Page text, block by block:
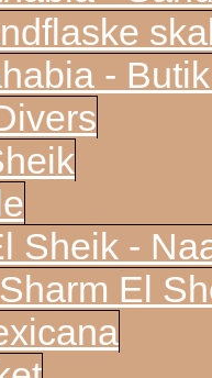
-
Sheik -
El